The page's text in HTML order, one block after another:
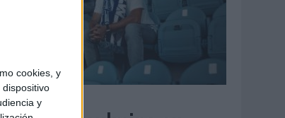
cookies, y
y